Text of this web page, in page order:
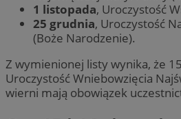
1 listopada, Uroczystość
25 grudnia, Uroczystość
(Boże Narodzenie).
Z wymienionej listy wynika, że
Uroczystość Wniebowzięcia
wierni mają obowiązek